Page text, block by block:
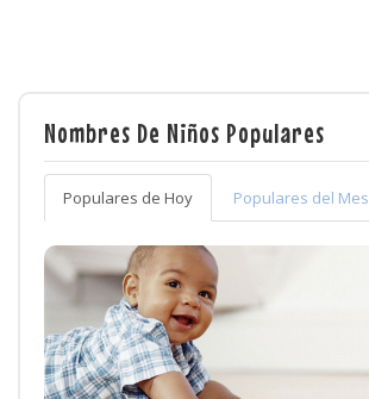
Nombres De Niños Populares
Populares de Hoy Populares del Mes